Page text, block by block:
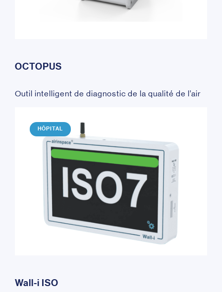
OCTOPUS
Outil intelligent de diagnostic de la qualité de l’air
HÔPITAL
Wall-i ISO